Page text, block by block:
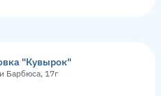
"Кувырок"
Барбюса, 17г